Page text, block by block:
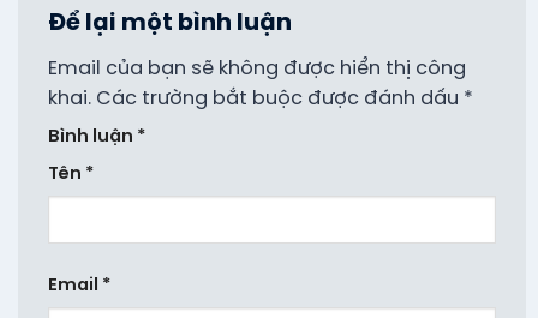
Để lại một bình luận
Email của bạn sẽ không được hiển thị công
khai. Các trường bắt buộc được đánh dấu *
Bình luận *
Tên *
Email *